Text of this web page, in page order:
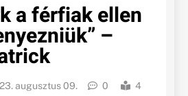
a férfiak ellen
–
augusztus 09. 0
4